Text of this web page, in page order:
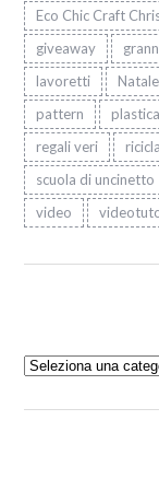
Eco Chic Craft
giveaway
lavoretti
Natale
pattern
plastica
regali veri
scuola di uncinetto
video
Argomenti: